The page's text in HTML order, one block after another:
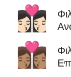
👩🏻‍❤️‍💋‍👩🏻
👩🏽‍❤️‍💋‍👩🏽